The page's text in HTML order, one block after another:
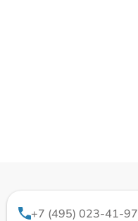
+7 (495) 023-41-97